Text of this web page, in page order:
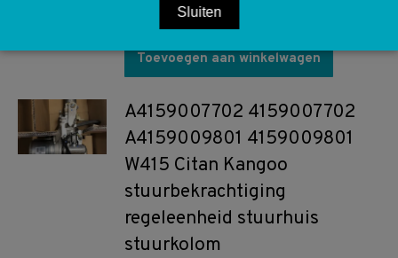
Toevoegen aan winkelwagen
A4159007702 4159007702
A4159009801 4159009801
W415 Citan Kangoo
stuurbekrachtiging
regeleenheid stuurhuis
stuurkolom
Sluiten